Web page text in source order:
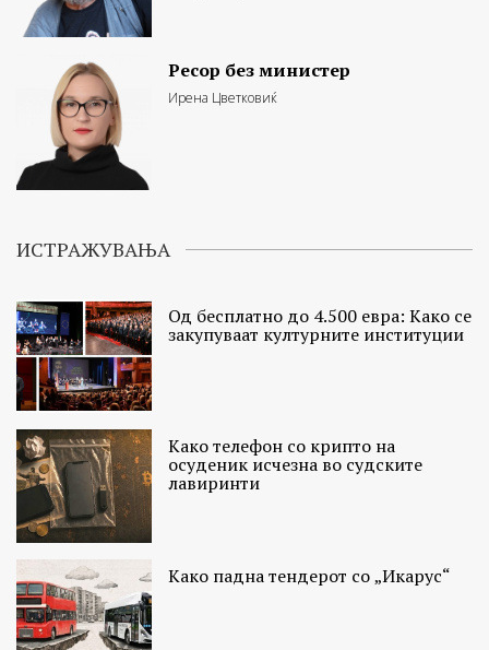
Ресор без министер
Ирена Цветковиќ
ИСТРАЖУВАЊА
Од бесплатно до 4.500 евра: Како се
закупуваат културните институции
Како телефон со крипто на
осуденик исчезна во судските
лавиринти
Како падна тендерот со „Икарус“